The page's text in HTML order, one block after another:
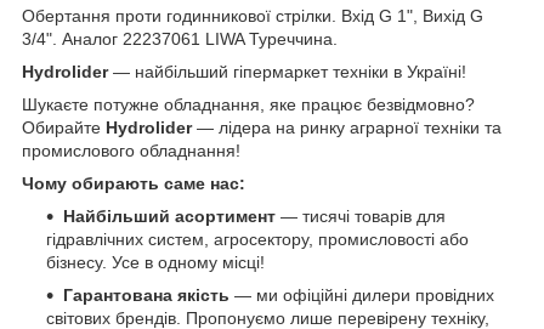
Обертання проти годинникової стрілки. Вхід G 1", Вихід G
3/4". Аналог 22237061 LIWA Туреччина.
Hydrolider— найбільший гіпермаркет техніки в Україні!
Шукаєте потужне обладнання, яке працює безвідмовно?
Обирайте Hydrolider— лідера на ринку аграрної техніки та
промислового обладнання!
Чому обирають саме нас:
Найбільший асортимент — тисячі товарів для
гідравлічних систем, агросектору, промисловості або
бізнесу. Усе в одному місці!
Гарантована якість — ми офіційні дилери провідних
світових брендів. Пропонуємо лише перевірену техніку,